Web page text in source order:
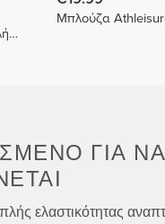
Μπλούζα
ΓΙΑ ΝΑ
ελαστικότητας